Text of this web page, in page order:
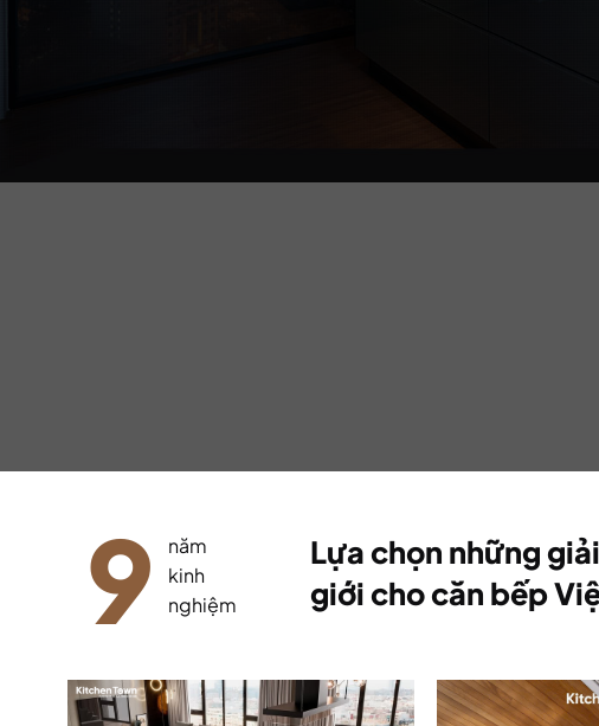
9
năm
kinh
nghiệm
Lựa chọn những
giới cho căn bếp